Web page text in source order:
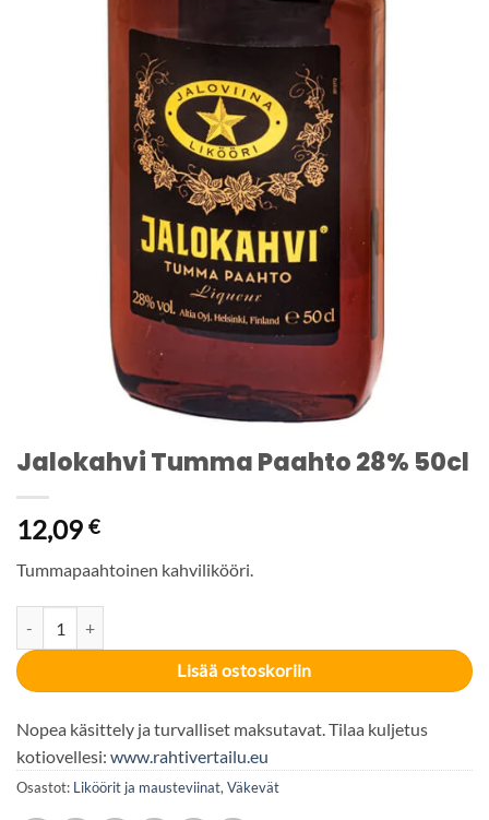
Jalokahvi Tumma Paahto 28% 50cl
12,09 €
Tummapaahtoinen kahvilikööri.
Lisää ostoskoriin
Nopea käsittely ja turvalliset maksutavat. Tilaa kuljetus
kotiovellesi: www.rahtivertailu.eu
Osastot: Liköörit ja mausteviinat, Väkevät